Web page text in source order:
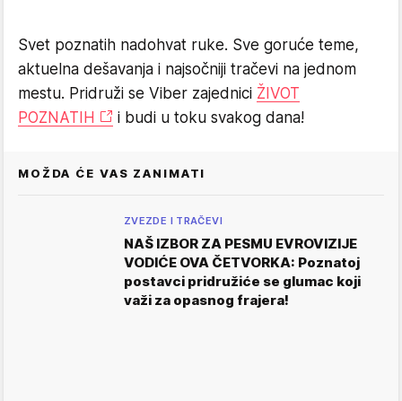
Svet poznatih nadohvat ruke. Sve goruće teme,
aktuelna dešavanja i najsočniji tračevi na jednom
mestu. Pridruži se Viber zajednici ŽIVOT
POZNATIH
i budi u toku svakog dana!
MOŽDA ĆE VAS ZANIMATI
ZVEZDE I TRAČEVI
NAŠ IZBOR ZA PESMU EVROVIZIJE
VODIĆE OVA ČETVORKA: Poznatoj
postavci pridružiće se glumac koji
važi za opasnog frajera!